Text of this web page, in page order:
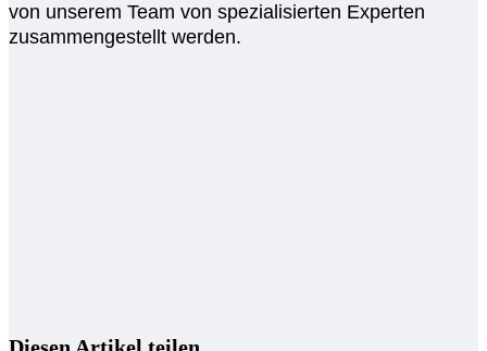
von unserem Team von spezialisierten Experten
zusammengestellt werden.